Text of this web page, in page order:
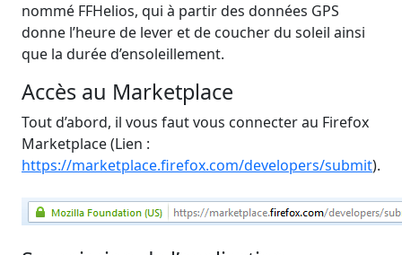
nommé FFHelios, qui à partir des données GPS
donne l’heure de lever et de coucher du soleil ainsi
que la durée d’ensoleillement.
Accès au Marketplace
Tout d’abord, il vous faut vous connecter au Firefox
Marketplace (Lien :
https://marketplace.firefox.com/developers/submit).